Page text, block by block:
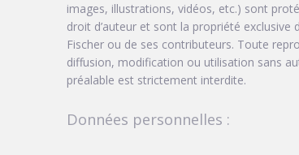
images, illustrations, vidéos, etc.) sont
droit d’auteur et sont la propriété exclusive
Fischer ou de ses contributeurs. Toute
diffusion, modification ou utilisation sans
préalable est strictement interdite.
Données personnelles :